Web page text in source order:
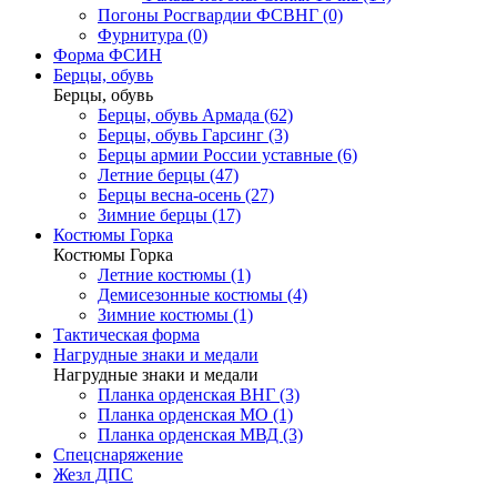
Погоны Росгвардии ФСВНГ (0)
Фурнитура (0)
Форма ФСИН
Берцы, обувь
Берцы, обувь
Берцы, обувь Армада (62)
Берцы, обувь Гарсинг (3)
Берцы армии России уставные (6)
Летние берцы (47)
Берцы весна-осень (27)
Зимние берцы (17)
Костюмы Горка
Костюмы Горка
Летние костюмы (1)
Демисезонные костюмы (4)
Зимние костюмы (1)
Тактическая форма
Нагрудные знаки и медали
Нагрудные знаки и медали
Планка орденская ВНГ (3)
Планка орденская МО (1)
Планка орденская МВД (3)
Спецснаряжение
Жезл ДПС